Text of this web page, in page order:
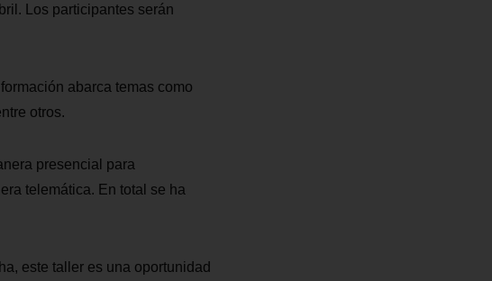
Los participantes serán
abarca temas como
otros.
presencial para
telemática. En total se ha
este taller es una oportunidad